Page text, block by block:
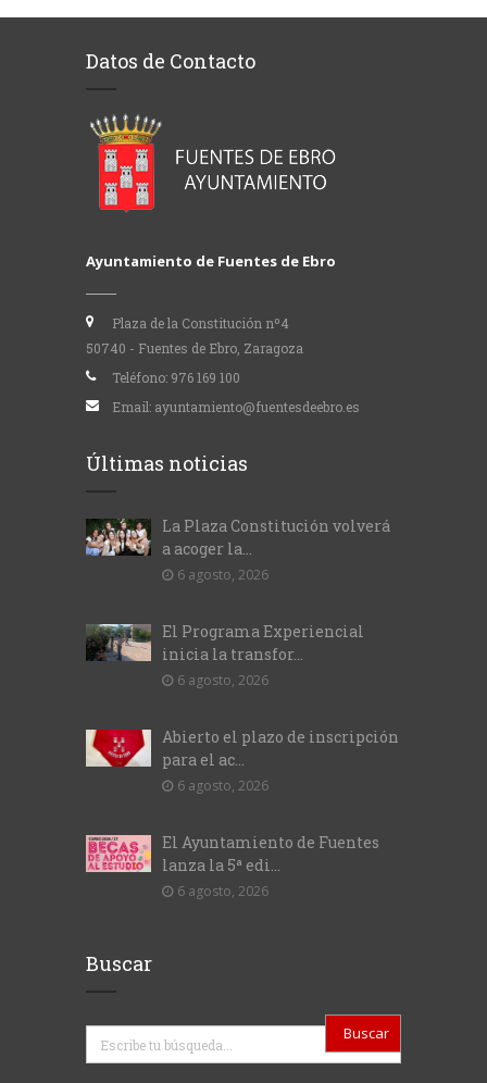
Datos de Contacto
Ayuntamiento de Fuentes de Ebro
Plaza de la Constitución nº4
50740 - Fuentes de Ebro, Zaragoza
Teléfono: 976 169 100
Email: ayuntamiento@fuentesdeebro.es
Últimas noticias
La Plaza Constitución volverá
a acoger la...
6 agosto, 2026
El Programa Experiencial
inicia la transfor...
6 agosto, 2026
Abierto el plazo de inscripción
para el ac...
6 agosto, 2026
El Ayuntamiento de Fuentes
lanza la 5ª edi...
6 agosto, 2026
Buscar
Buscar